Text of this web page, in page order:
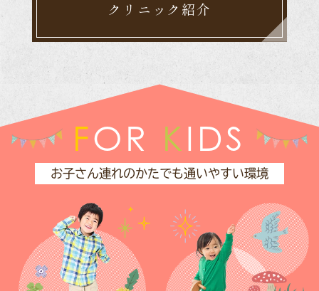
クリニック紹介
FOR KIDS
お子さん連れのかたでも通いやすい環境